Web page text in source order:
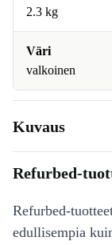
2.3 kg
Väri
valkoinen
Kuvaus
Refurbed-
Refurbed-
edullisempia